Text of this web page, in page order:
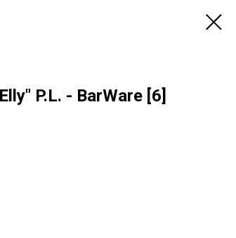
P.L. - BarWare [6]